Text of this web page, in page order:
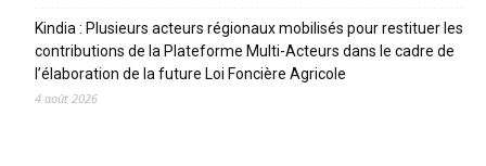
Kindia : Plusieurs acteurs régionaux mobilisés pour restituer les
contributions de la Plateforme Multi-Acteurs dans le cadre de
l’élaboration de la future Loi Foncière Agricole
4 août 2026